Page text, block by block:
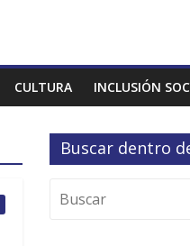
CULTURA INCLUSIÓN
Buscar dentro